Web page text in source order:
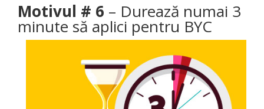
Motivul # 6 – Durează numai 3
minute să aplici pentru BYC